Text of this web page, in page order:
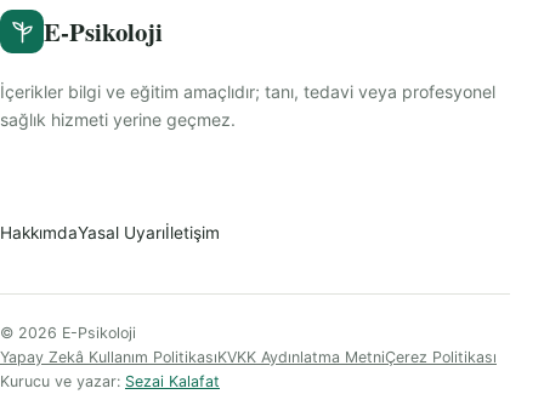
E-Psikoloji
İçerikler bilgi ve eğitim amaçlıdır; tanı, tedavi veya profesyonel
sağlık hizmeti yerine geçmez.
HakkımdaYasal Uyarıİletişim
© 2026 E-Psikoloji
Yapay Zekâ Kullanım PolitikasıKVKK Aydınlatma MetniÇerez Politikası
Kurucu ve yazar: Sezai Kalafat